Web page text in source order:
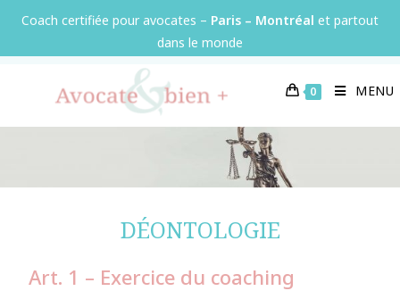
Coach certifiée pour avocates – Paris – Montréal et partout
dans le monde
0 MENU
DÉONTOLOGIE
Art. 1 – Exercice du coaching
Panneau de gestion des cookies